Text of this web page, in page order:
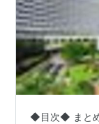
◆目次◆ まと